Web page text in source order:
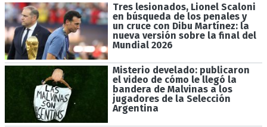
Tres lesionados, Lionel Scaloni
en búsqueda de los penales y
un cruce con Dibu Martínez: la
nueva versión sobre la final del
Mundial 2026
Misterio develado: publicaron
el video de cómo le llegó la
bandera de Malvinas a los
jugadores de la Selección
Argentina